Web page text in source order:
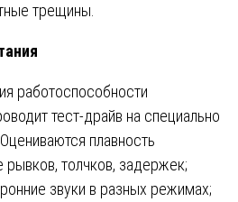
трещины.
работоспособности
тест-драйв на специально
плавность
рывков, толчков, задержек;
звуки в разных режимах;